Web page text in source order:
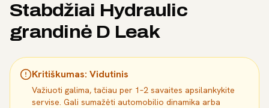
Stabdžiai Hydraulic
grandinė D Leak
Kritiškumas: Vidutinis
Važiuoti galima, tačiau per 1–2 savaites apsilankykite
servise. Gali sumažėti automobilio dinamika arba